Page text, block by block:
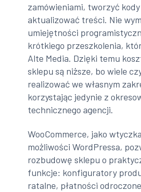
zamówieniami, tworzyć
aktualizować treści. Nie
umiejętności
krótkiego przeszkolenia,
Alte Media. Dzięki temu
sklepu są niższe, bo wiele
realizować we własnym
korzystając jedynie z
technicznego agencji.
WooCommerce, jako
możliwości WordPressa,
rozbudowę sklepu o
funkcje: konfiguratory
ratalne, płatności